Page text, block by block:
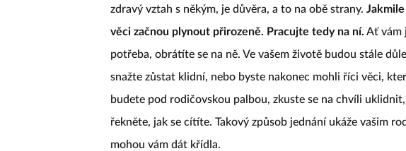
zdravý vztah s někým, je důvěra, a to na obě strany.
věci začnou plynout přirozeně. Pracujte tedy na ní. Ať vám
potřeba, obrátíte se na ně. Ve vašem životě budou stále
snažte zůstat klidní, nebo byste nakonec mohli říci věci,
budete pod rodičovskou palbou, zkuste se na chvíli
řekněte, jak se cítíte. Takový způsob jednání ukáže vašim
mohou vám dát křídla.